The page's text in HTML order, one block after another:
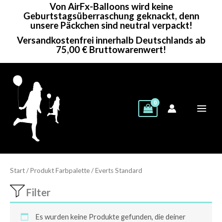
Von AirFx-Balloons wird keine
Geburtstagsüberraschung geknackt, denn
unsere Päckchen sind neutral verpackt!
Versandkostenfrei innerhalb Deutschlands ab
75,00 € Bruttowarenwert!
Start/ Produkt Farbpalette / Everts Standard
Filter
Es wurden keine Produkte gefunden, die deiner